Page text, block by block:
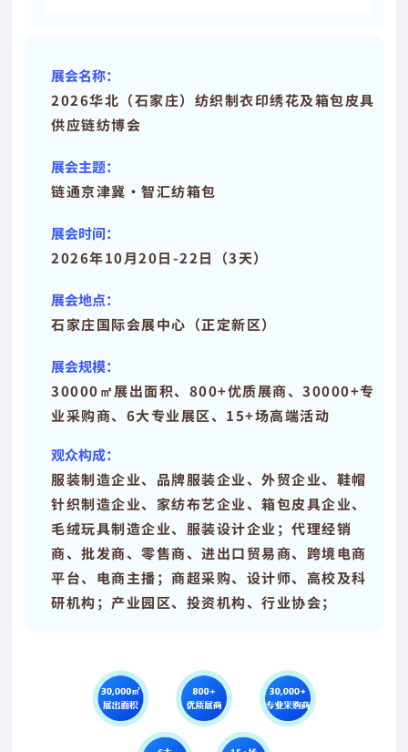
展会名称：
2026华北（石家庄）纺织制衣印绣花及箱包皮具
供应链纺博会
展会主题：
链通京津冀·智汇纺箱包
展会时间：
2026年10月20日-22日（3天）
展会地点：
石家庄国际会展中心（正定新区）
展会规模：
30000㎡展出面积、800+优质展商、30000+专
业采购商、6大专业展区、15+场高端活动
观众构成：
服装制造企业、品牌服装企业、外贸企业、鞋帽
针织制造企业、家纺布艺企业、箱包皮具企业、
毛绒玩具制造企业、服装设计企业；代理经销
商、批发商、零售商、进出口贸易商、跨境电商
平台、电商主播；商超采购、设计师、高校及科
研机构；产业园区、投资机构、行业协会；